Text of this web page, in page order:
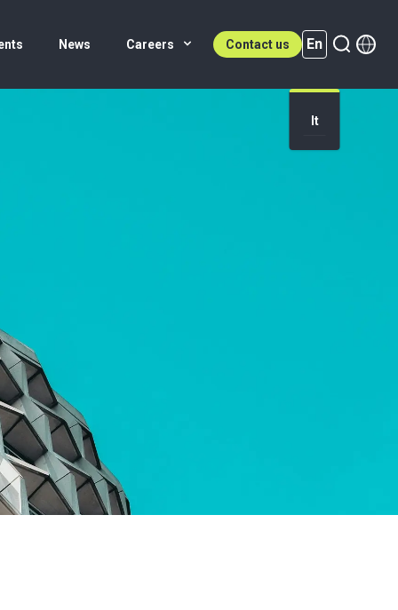
News Careers Contact us En
It
En (active)